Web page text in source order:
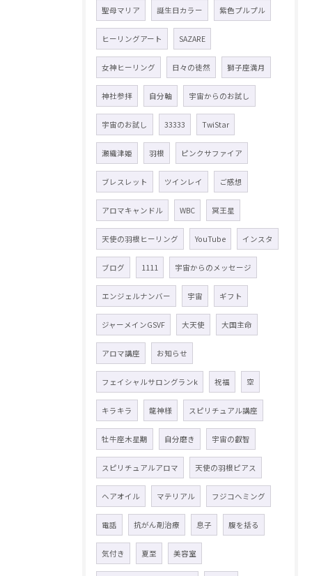
聖母マリア 誕生日カラー 紫色プルプル
ヒーリングアート SAZARE
女神ヒーリング 日々の徒然 獅子座満月
神社参拝 自分軸 宇宙からのお試し
宇宙のお試し 33333 TwiStar
瀬織津姫 羽根 ピンクサファイア
ブレスレット ツインレイ ご感想
アロマキャンドル WBC 冥王星
天使の羽根ヒーリング YouTube インスタ
ブログ 1111 宇宙からのメッセージ
エンジェルナンバー 宇宙 ギフト
ジャーメインGSVF 大天使 大国主命
アロマ講座 お知らせ
フェイシャルサロングランk 祝福 空
キラキラ 龍神様 スピリチュアル講座
牡牛座木星期 自分磨き 宇宙の叡智
スピリチュアルアロマ 天使の羽根ピアス
ヘアオイル マテリアル フジコヘミング
電話 抗がん剤治療 息子 腹を括る
気付き 夏至 美容室